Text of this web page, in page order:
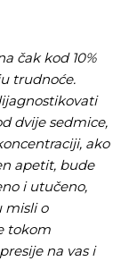
čak kod 10%
trudnoće.
dvije sedmice,
ako
apetit, bude
i utučeno,
misli o
tokom
na vas i